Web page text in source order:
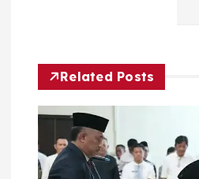
p
o
s
Related Posts